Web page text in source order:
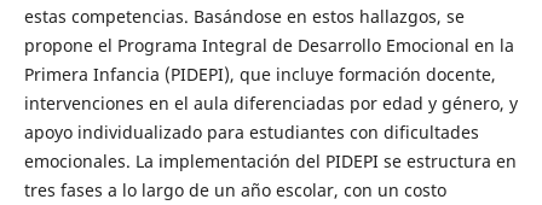
estas competencias. Basándose en estos hallazgos, se
propone el Programa Integral de Desarrollo Emocional en la
Primera Infancia (PIDEPI), que incluye formación docente,
intervenciones en el aula diferenciadas por edad y género, y
apoyo individualizado para estudiantes con dificultades
emocionales. La implementación del PIDEPI se estructura en
tres fases a lo largo de un año escolar, con un costo